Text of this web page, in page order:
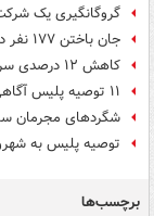
گروگانگیری یک
جان باختن ۱۷۷ نفر در تصادفات جاده‌ای ۵ روز گذشته
کاهش ۱۲ درصدی سرقت از ابتدای سال تا کنون
۱۱ توصیه پلیس آگاهی برای پیشگیری از سرقت منزل
شگردهای مجرمان
توصیه پلیس به
برچسب‌ها